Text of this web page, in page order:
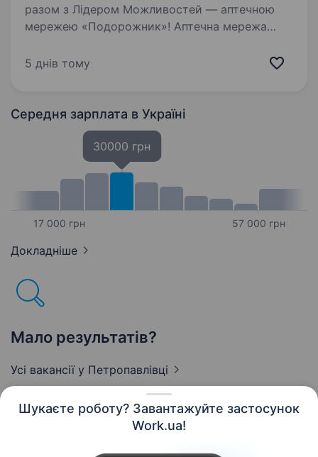
Шукаєте роботу? Завантажуйте застосунок
Work.ua!
разом з Лідером Можливостей — аптечною
мережею «Подорожник»! Аптечна мережа
в Україні, що об'єднує понад 2000 аптек і
5 днів тому
Середня зарплата в Україні
17 000 грн
30000 грн
57 000 грн
Докладніше
Мало результатів?
Усі вакансії у Петропавлівці